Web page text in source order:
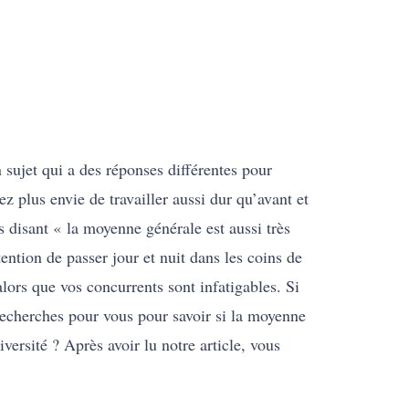
qui a des réponses différentes pour
plus envie de travailler aussi dur qu’avant et
« la moyenne générale est aussi très
de passer jour et nuit dans les coins de
que vos concurrents sont infatigables. Si
pour vous pour savoir si la moyenne
? Après avoir lu notre article, vous